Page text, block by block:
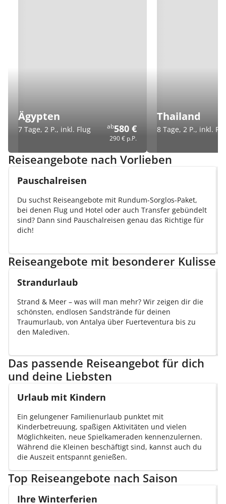
Ägypten
7 Tage, 2 P., inkl. Flug ab580 €
290 € p.P.
Thailand
8 Tage, 2 P., inkl.
Reiseangebote nach Vorlieben
Pauschalreisen
Du suchst Reiseangebote mit Rundum-Sorglos-Paket,
bei denen Flug und Hotel oder auch Transfer gebündelt
sind? Dann sind Pauschalreisen genau das Richtige für
dich!
Reiseangebote mit besonderer Kulisse
Strandurlaub
Strand & Meer – was will man mehr? Wir zeigen dir die
schönsten, endlosen Sandstrände für deinen
Traumurlaub, von Antalya über Fuerteventura bis zu
den Malediven.
Das passende Reiseangebot für dich
und deine Liebsten
Urlaub mit Kindern
Ein gelungener Familienurlaub punktet mit
Kinderbetreuung, spaßigen Aktivitäten und vielen
Möglichkeiten, neue Spielkameraden kennenzulernen.
Während die Kleinen beschäftigt sind, kannst auch du
die Auszeit entspannt genießen.
Top Reiseangebote nach Saison
Ihre Winterferien